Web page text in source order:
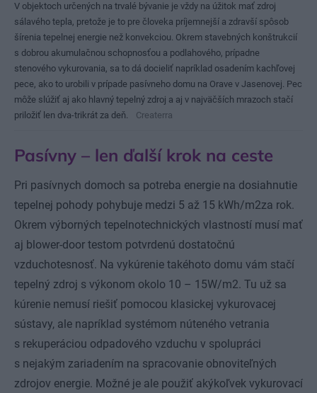
V objektoch určených na trvalé bývanie je vždy na úžitok mať zdroj
sálavého tepla, pretože je to pre človeka príjemnejší a zdravší spôsob
šírenia tepelnej energie než konvekciou. Okrem stavebných konštrukcií
s dobrou akumulačnou schopnosťou a podlahového, prípadne
stenového vykurovania, sa to dá docieliť napríklad osadením kachľovej
pece, ako to urobili v prípade pasívneho domu na Orave v Jasenovej. Pec
môže slúžiť aj ako hlavný tepelný zdroj a aj v najväčších mrazoch stačí
priložiť len dva-trikrát za deň.
Createrra
Pasívny – len ďalší krok na ceste
Pri pasívnych domoch sa potreba energie na dosiahnutie
tepelnej pohody pohybuje medzi 5 až 15 kWh/m2za rok.
Okrem výborných tepelnotechnických vlastností musí mať
aj blower-door testom potvrdenú dostatočnú
vzduchotesnosť. Na vykúrenie takéhoto domu vám stačí
tepelný zdroj s výkonom okolo 10 – 15W/m2. Tu už sa
kúrenie nemusí riešiť pomocou klasickej vykurovacej
sústavy, ale napríklad systémom núteného vetrania
s rekuperáciou odpadového vzduchu v spolupráci
s nejakým zariadením na spracovanie obnoviteľných
zdrojov energie. Možné je ale použiť akýkoľvek vykurovací